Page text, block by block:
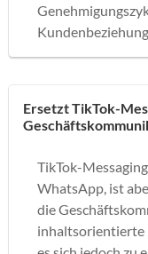
Ersetzt TikTok-
TikTok-
WhatsApp, ist
die
inhaltsorientierte